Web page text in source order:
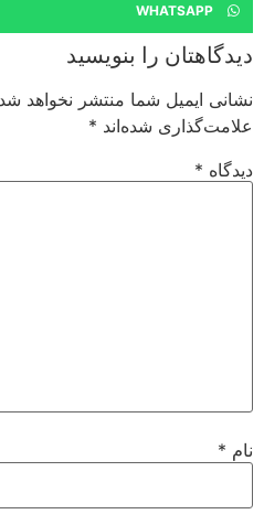
WHATSAPP
دیدگاهتان را بنویسید
نشانی ایمیل شما منتشر نخواهد شد.
علامت‌گذاری شده‌اند*
دیدگاه*
نام*